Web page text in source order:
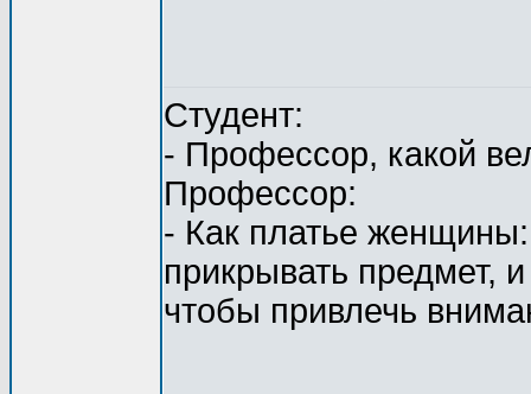
Студент:
- Профессор, какой
Профессор:
- Как платье
прикрывать предмет,
чтобы привлечь